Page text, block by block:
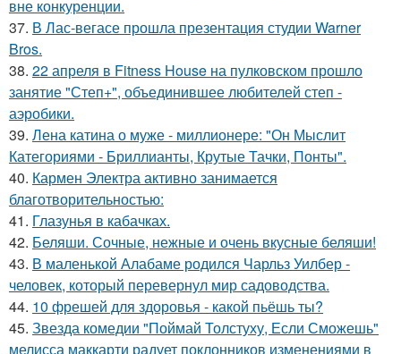
вне конкуренции.
37. В Лас-вегасе прошла презентация студии Warner
Bros.
38. 22 апреля в Fitness House на пулковском прошло
занятие "Степ+", объединившее любителей степ -
аэробики.
39. Лена катина о муже - миллионере: "Он Мыслит
Категориями - Бриллианты, Крутые Тачки, Понты".
40. Кармен Электра активно занимается
благотворительностью:
41. Глазунья в кабачках.
42. Беляши. Сочные, нежные и очень вкусные беляши!
43. В маленькой Алабаме родился Чарльз Уилбер -
человек, который перевернул мир садоводства.
44. 10 фрешей для здоровья - какой пьёшь ты?
45. Звезда комедии "Поймай Толстуху, Если Сможешь"
мелисса маккарти радует поклонников изменениями в